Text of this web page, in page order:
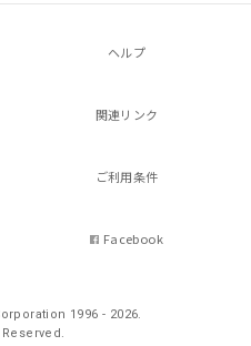
ヘルプ
関連リンク
ご利用条件
Facebook
1996 - 2026.